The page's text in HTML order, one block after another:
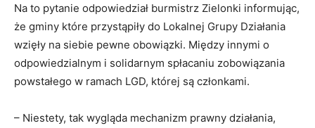
Na to pytanie odpowiedział burmistrz Zielonki informując,
że gminy które przystąpiły do Lokalnej Grupy Działania
wzięły na siebie pewne obowiązki. Między innymi o
odpowiedzialnym i solidarnym spłacaniu zobowiązania
powstałego w ramach LGD, której są członkami.
– Niestety, tak wygląda mechanizm prawny działania,